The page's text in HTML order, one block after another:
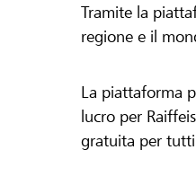
Tramite la
regione e il
La piattaforma
lucro per
gratuita per